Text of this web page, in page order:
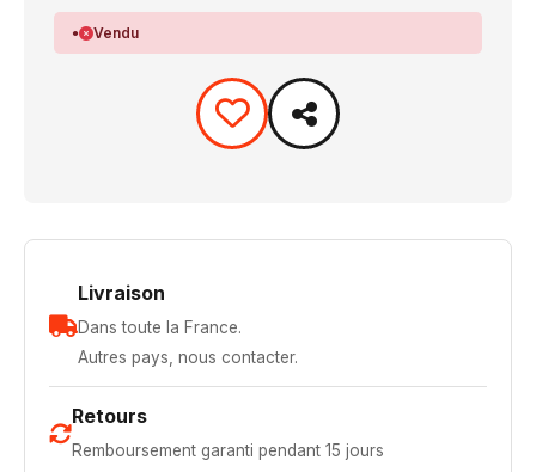
Vendu
Livraison
Dans toute la France.
Autres pays, nous contacter.
Retours
Remboursement garanti pendant 15 jours